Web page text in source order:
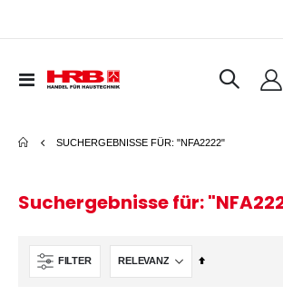
Navigation
SUCHERGEBNISSE FÜR: "NFA2222"
Suchergebnisse für:
FILTER
In